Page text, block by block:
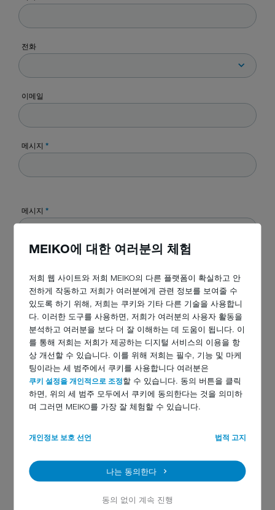
MEIKO에 대한 여러분의 체험
저희 웹 사이트와 저희 MEIKO의 다른 플랫폼이 확실하고 안
전하게 작동하고 저희가 여러분에게 관련 정보를 보여줄 수
있도록 하기 위해, 저희는 쿠키와 기타 다른 기술을 사용합니
다. 이러한 도구를 사용하면, 저희가 여러분의 사용자 활동을
분석하고 여러분을 보다 더 잘 이해하는 데 도움이 됩니다. 이
를 통해 저희는 저희가 제공하는 디지털 서비스의 이용을 항
상 개선할 수 있습니다. 이를 위해 저희는 필수, 기능 및 마케
팅이라는 세 범주에서 쿠키를 사용합니다 여러분은
쿠키 설정을 개인적으로 조정할 수 있습니다. 동의 버튼을 클릭
하면, 위의 세 범주 모두에서 쿠키에 동의한다는 것을 의미하
며 그러면 MEIKO를 가장 잘 체험할 수 있습니다.
개인정보 보호 선언 법적 고지
나는 동의한다
동의 없이 계속 진행
전화
이메일
메시지 *
메시지 *
관심 분야:
식기세척기
트롤리 세척기
컨베이어 시스템
음식물 쓰레기 처리 시스템
환자용 변기 세척기/살균 시스템
읽고 받아 들였다.